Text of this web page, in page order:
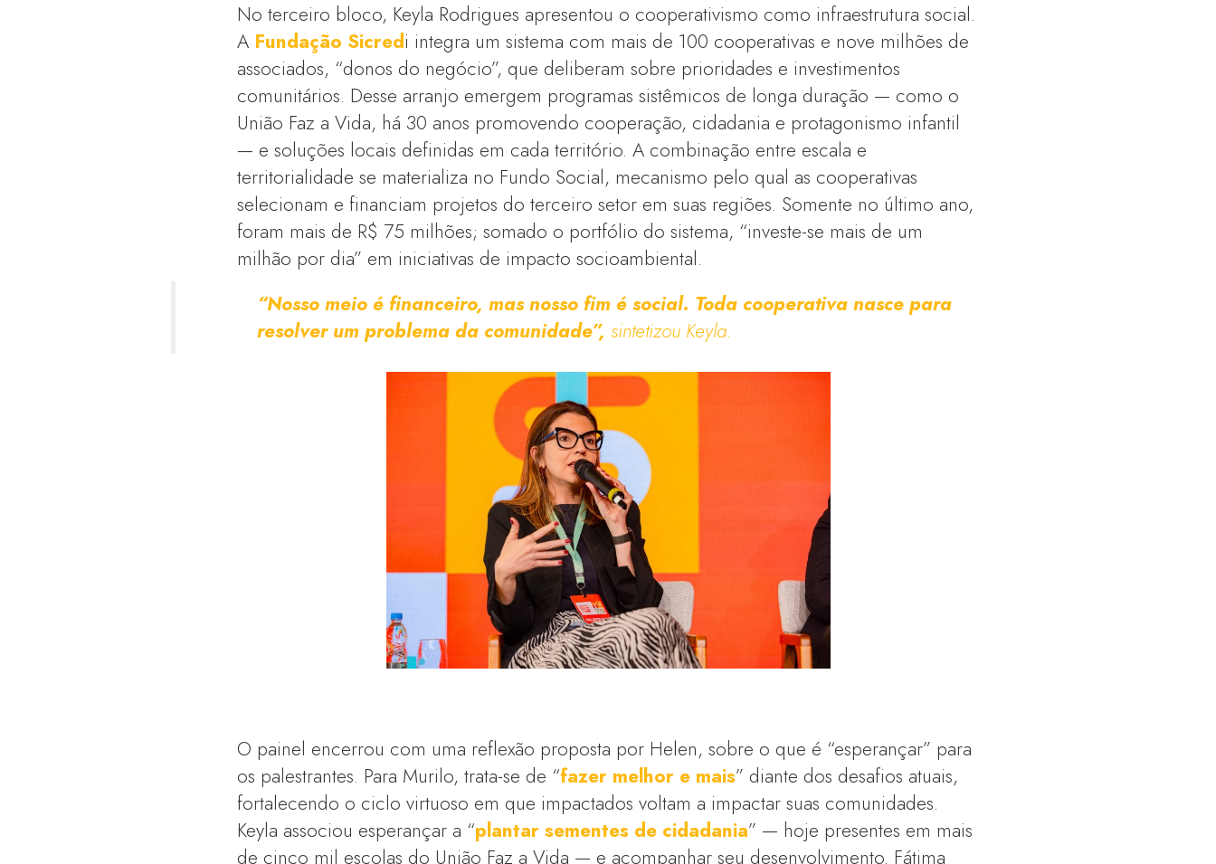
No terceiro bloco, Keyla Rodrigues apresentou o cooperativismo como infraestrutura social.
A Fundação Sicredi integra um sistema com mais de 100 cooperativas e nove milhões de
associados, “donos do negócio”, que deliberam sobre prioridades e investimentos
comunitários. Desse arranjo emergem programas sistêmicos de longa duração — como o
União Faz a Vida, há 30 anos promovendo cooperação, cidadania e protagonismo infantil
— e soluções locais definidas em cada território. A combinação entre escala e
territorialidade se materializa no Fundo Social, mecanismo pelo qual as cooperativas
selecionam e financiam projetos do terceiro setor em suas regiões. Somente no último ano,
foram mais de R$ 75 milhões; somado o portfólio do sistema, “investe-se mais de um
milhão por dia” em iniciativas de impacto socioambiental.
“Nosso meio é financeiro, mas nosso fim é social. Toda cooperativa nasce para
resolver um problema da comunidade”, sintetizou Keyla.
O painel encerrou com uma reflexão proposta por Helen, sobre o que é “esperançar” para
os palestrantes. Para Murilo, trata-se de “fazer melhor e mais” diante dos desafios atuais,
fortalecendo o ciclo virtuoso em que impactados voltam a impactar suas comunidades.
Keyla associou esperançar a “plantar sementes de cidadania” — hoje presentes em mais
de cinco mil escolas do União Faz a Vida — e acompanhar seu desenvolvimento. Fátima